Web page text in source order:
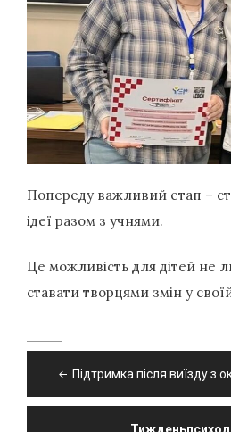
Попереду важливий етап –
ідеї разом з учнями.
Це можливість для дітей не
ставати творцями змін у
записівПідтримка після виїзду з